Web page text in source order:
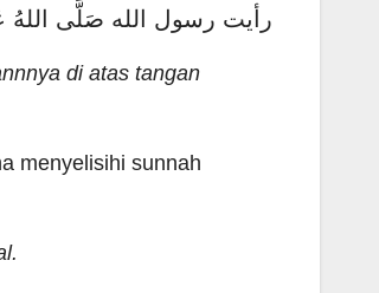
رأيت رسول الله صَلَّى اللهُ
di atas tangan
menyelisihi sunnah